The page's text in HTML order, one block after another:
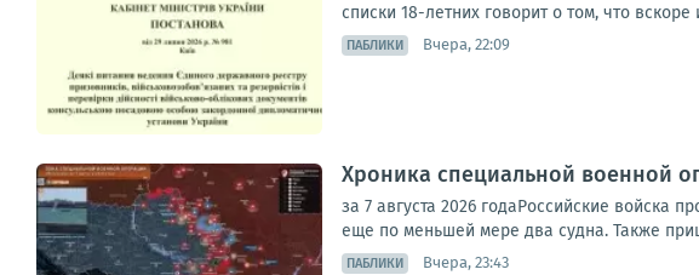
списки 18-летних говорит о том, что
ПАБЛИКИ Вчера, 22:09
Хроника специальной военной
за 7 августа 2026 годаРоссийские войска
еще по меньшей мере два судна. Также
ПАБЛИКИ Вчера, 23:43